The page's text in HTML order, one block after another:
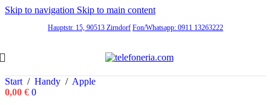
Skip to navigation Skip to main content
Hauptstr. 15, 90513 Zirndorf Fon/Whatsapp: 0911 13263222
Start / Handy / Apple
0,00 € 0